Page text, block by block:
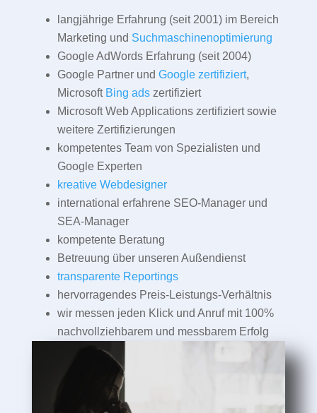
langjährige Erfahrung (seit 2001) im Bereich
Marketing und Suchmaschinenoptimierung
Google AdWords Erfahrung (seit 2004)
Google Partner und Google zertifiziert,
Microsoft Bing adszertifiziert
Microsoft Web Applications zertifiziert sowie
weitere Zertifizierungen
kompetentes Team von Spezialisten und
Google Experten
kreative Webdesigner
international erfahrene SEO-Manager und
SEA-Manager
kompetente Beratung
Betreuung über unseren Außendienst
transparente Reportings
hervorragendes Preis-Leistungs-Verhältnis
wir messen jeden Klick und Anruf mit 100%
nachvollziehbarem und messbarem Erfolg